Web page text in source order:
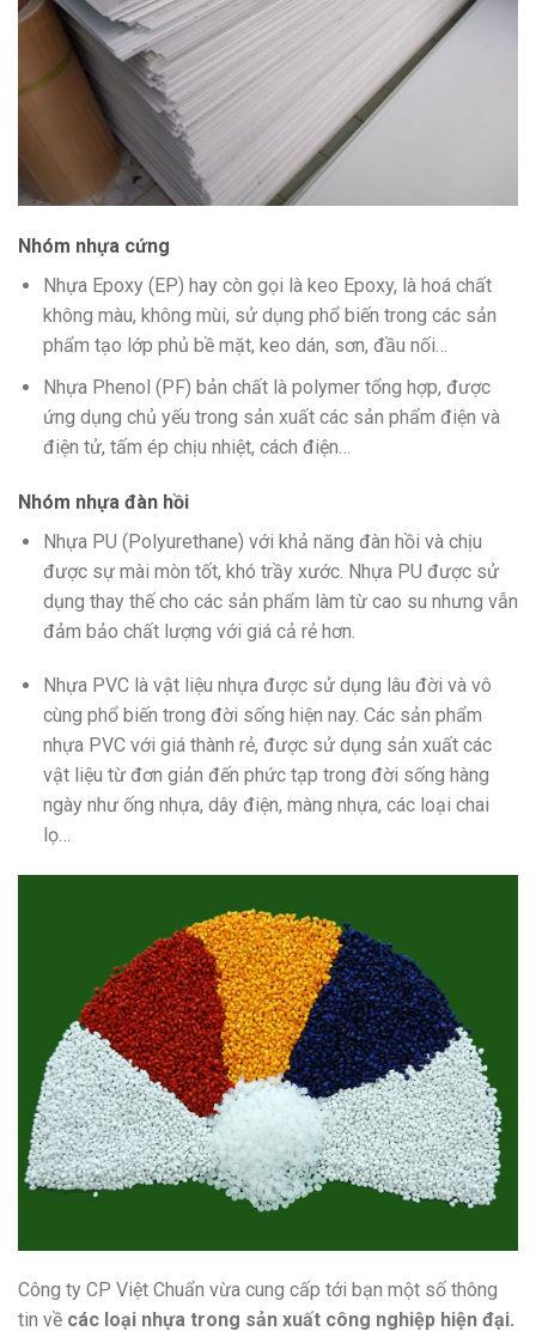
Nhóm nhựa cứng
Nhựa Epoxy (EP) hay còn gọi là keo Epoxy, là hoá chất
không màu, không mùi, sử dụng phổ biến trong các sản
phẩm tạo lớp phủ bề mặt, keo dán, sơn, đầu nối…
Nhựa Phenol (PF) bản chất là polymer tổng hợp, được
ứng dụng chủ yếu trong sản xuất các sản phẩm điện và
điện tử, tấm ép chịu nhiệt, cách điện…
Nhóm nhựa đàn hồi
Nhựa PU (Polyurethane) với khả năng đàn hồi và chịu
được sự mài mòn tốt, khó trầy xước. Nhựa PU được sử
dụng thay thế cho các sản phẩm làm từ cao su nhưng vẫn
đảm bảo chất lượng với giá cả rẻ hơn.
Nhựa PVC là vật liệu nhựa được sử dụng lâu đời và vô
cùng phổ biến trong đời sống hiện nay. Các sản phẩm
nhựa PVC với giá thành rẻ, được sử dụng sản xuất các
vật liệu từ đơn giản đến phức tạp trong đời sống hàng
ngày như ống nhựa, dây điện, màng nhựa, các loại chai
lọ…
Công ty CP Việt Chuẩn vừa cung cấp tới bạn một số thông
tin về các loại nhựa trong sản xuất công nghiệp hiện đại.